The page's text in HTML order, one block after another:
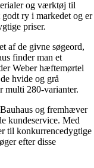
og værktøj til
ry i markedet og er
priser.
af de givne søgeord,
finder man et
Weber hæftemørtel
hvide og grå
multi 280-varianter.
og fremhæver
kundeservice. Med
til konkurrencedygtige
efter disse